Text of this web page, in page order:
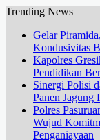
Trending News
Gelar
Kondusivitas
Kapolres
Pendidikan
Sinergi Polisi
Panen Jagung
Polres
Wujud
Penganiayaan